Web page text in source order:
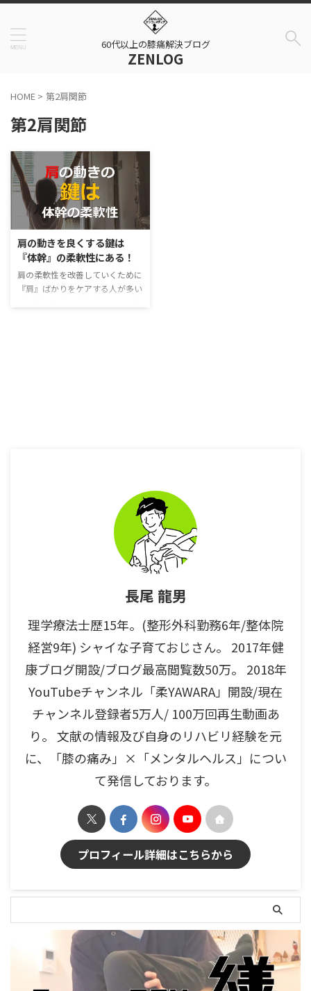
60代以上の膝痛解決ブログ
ZENLOG
HOME > 第2肩関節
第2肩関節
肩の動きを良くする鍵は
『体幹』の柔軟性にある！
肩の柔軟性を改善していくために
『肩』ばかりをケアする人が多い
で支えているというのだから ...
長尾 龍男
理学療法士歴15年。(整形外科勤務6年/整体院
経営9年) シャイな子育ておじさん。 2017年健
康ブログ開設/ブログ最高閲覧数50万。 2018年
YouTubeチャンネル「柔YAWARA」開設/現在
チャンネル登録者5万人/ 100万回再生動画あ
り。 文献の情報及び自身のリハビリ経験を元
に、「膝の痛み」×「メンタルヘルス」につい
て発信しております。
プロフィール詳細はこちらから